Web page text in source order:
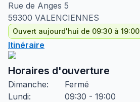
Rue de Anges 5
59300 VALENCIENNES
Ouvert aujourd'hui de 09:30 à 19:00
Itinéraire
Horaires d'ouverture
Dimanche:
Fermé
Lundi:
09:30 - 19:00